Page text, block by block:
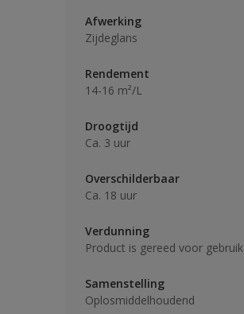
Afwerking
Zijdeglans
Rendement
14-16 m²/L
Droogtijd
Ca. 3 uur
Overschilderbaar
Ca. 18 uur
Verdunning
Product is gereed voor gebruik
Samenstelling
Oplosmiddelhoudend